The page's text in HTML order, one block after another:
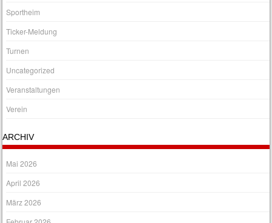
Sportheim
Ticker-Meldung
Turnen
Uncategorized
Veranstaltungen
Verein
ARCHIV
Mai 2026
April 2026
März 2026